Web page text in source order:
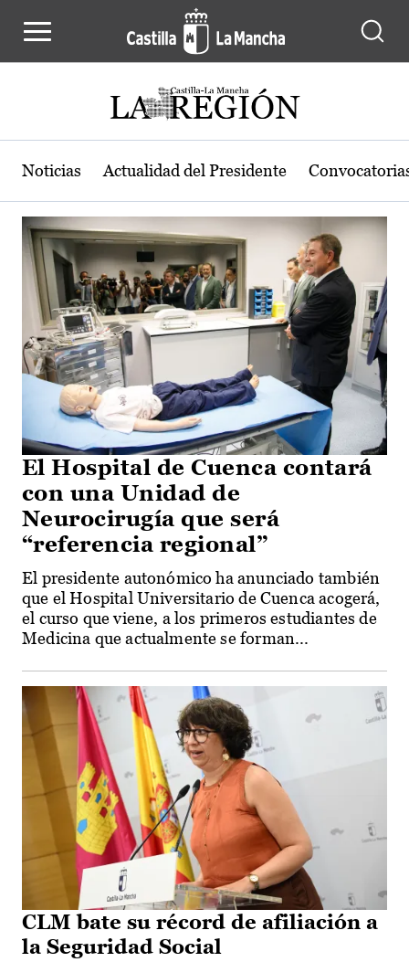
Actualidad de la región de Castilla-
Noticias Actualidad del Presidente
El Hospital de Cuenca contará
con una Unidad de
Neurocirugía que será
“referencia regional”
El presidente autonómico ha anunciado también
que el Hospital Universitario de Cuenca acogerá,
el curso que viene, a los primeros estudiantes de
Medicina que actualmente se forman...
CLM bate su récord de afiliación a
la Seguridad Social